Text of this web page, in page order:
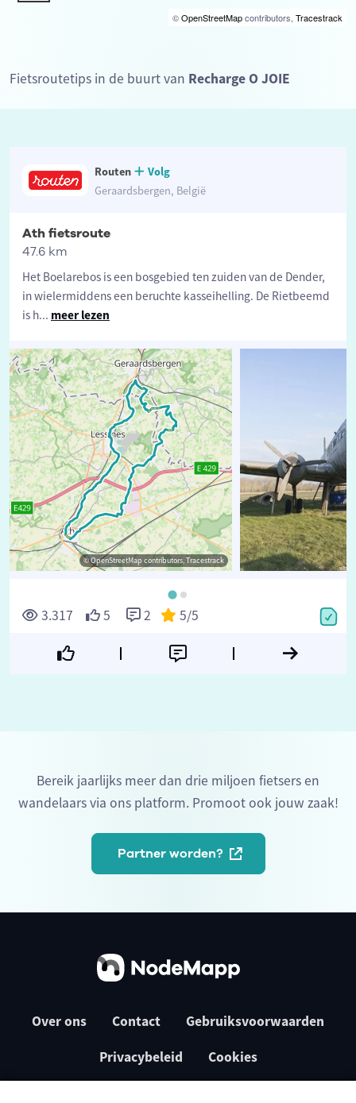
©OpenStreetMapcontributors, Tracestrack
Fietsroutetips in de buurt van Recharge O JOIE
Routen
Volg
Geraardsbergen, België
Ath fietsroute
47.6 km
Het Boelarebos is een bosgebied ten zuiden van de Dender,
in wielermiddens een beruchte kasseihelling. De Rietbeemd
is h... meer lezen
© OpenStreetMap contributors, Tracestrack
3.317 5 2 5/5
Bereik jaarlijks meer dan drie miljoen fietsers en
wandelaars via ons platform. Promoot ook jouw zaak!
Partner worden?
Over ons Contact Gebruiksvoorwaarden
Privacybeleid Cookies